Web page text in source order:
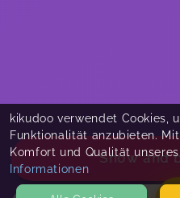
Show and
kikudoo verwendet Cookies,
Funktionalität anzubieten.
Komfort und Qualität
Informationen